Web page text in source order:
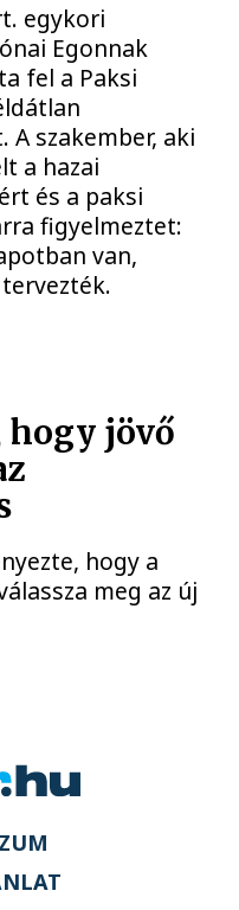
egykori
Egonnak
fel a Paksi
szakember, aki
a hazai
és a paksi
figyelmeztet:
van,
hogy jövő
hogy a
meg az új